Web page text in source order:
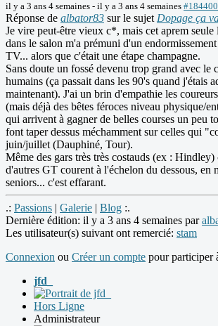
il y a 3 ans 4 semaines - il y a 3 ans 4 semaines #184400
Réponse de albator83 sur le sujet Dopage ça
Je vire peut-être vieux c*, mais cet aprem
dans le salon m'a prémuni d'un
TV... alors que c'était une étape champagne.
Sans doute un fossé devenu trop grand avec le
humains (ça passait dans les 90's quand j'étais
maintenant). J'ai un brin d'empathie les
(mais déjà des bêtes féroces niveau physique/
qui arrivent à gagner de belles courses un peu
font taper dessus méchamment sur celles qui
juin/juillet (Dauphiné, Tour).
Même des gars très très costauds (ex :
d'autres GT courent à l'échelon du dessous, en
seniors... c'est effarant.
.: Passions | Galerie | Blog :.
Dernière édition: il y a 3 ans 4 semaines par
Les utilisateur(s) suivant ont remercié: stam
Connexion ou Créer un compte pour participer
jfd_
Hors Ligne
Administrateur